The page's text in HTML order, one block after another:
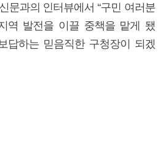
문과의 인터뷰에서 “구민 여러분
역 발전을 이끌 중책을 맡게 됐
답하는 믿음직한 구청장이 되겠